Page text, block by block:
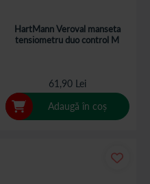
HartMann Veroval manseta
tensiometru duo control M
61,90 Lei
Adaugă în coș